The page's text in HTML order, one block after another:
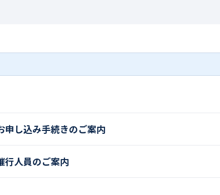
申し込み手続きのご案内
行人員のご案内